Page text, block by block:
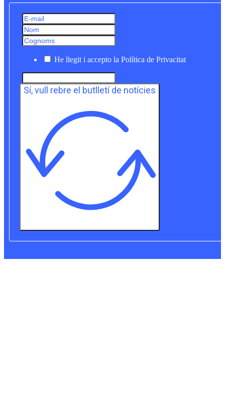
He llegit i accepto la Política de Privacitat
Sí, vull rebre el butlletí de notícies